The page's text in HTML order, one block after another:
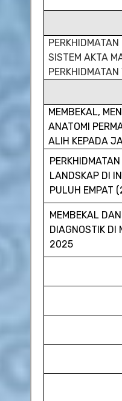
SISTEM AKTA
MEMBEKAL,
ANATOMI
ALIH KEPADA
LANDSKAP DI
PULUH EMPAT
MEMBEKAL
DIAGNOSTIK DI
2025